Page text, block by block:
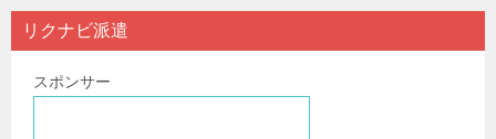
リクナビ派遣
スポンサー